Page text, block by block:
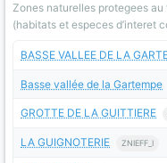
Zones naturelles protegees
(habitats et especes d’interet
BASSE VALLEE DE LA
Basse vallée de la Gartempe
GROTTE DE LA GUITTIERE
LA GUIGNOTERIE ZNIEFF_I